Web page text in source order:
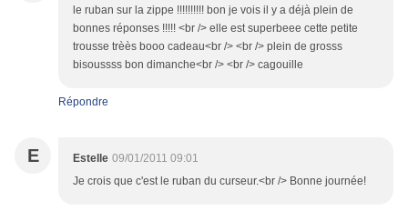
le ruban sur la zippe !!!!!!!!!! bon je vois il y a déjà plein de
bonnes réponses !!!!! <br /> elle est superbeee cette petite
trousse trèès booo cadeau<br /> <br /> plein de grosss
bisoussss bon dimanche<br /> <br /> cagouille
Répondre
E Estelle 09/01/2011 09:01
Je crois que c'est le ruban du curseur.<br /> Bonne journée!